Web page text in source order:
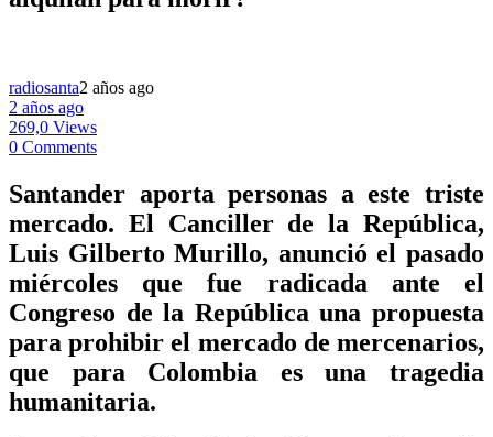
radiosanta2 años ago
2 años ago
269,0 Views
0 Comments
Santander aporta personas a este triste
mercado. El Canciller de la República,
Luis Gilberto Murillo, anunció el pasado
miércoles que fue radicada ante el
Congreso de la República una propuesta
para prohibir el mercado de mercenarios,
que para Colombia es una tragedia
humanitaria.